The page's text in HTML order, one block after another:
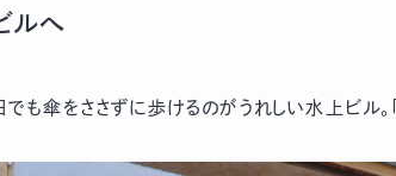
ルへ
も傘をささずに歩けるのがうれしい水上ビル。「